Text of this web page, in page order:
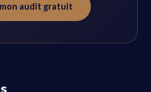
audit gratuit